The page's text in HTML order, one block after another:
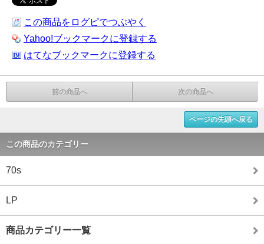
この商品をログピでつぶやく
Yahoo!ブックマークに登録する
はてなブックマークに登録する
前の商品へ 次の商品へ
ページの先頭へ戻る
この商品のカテゴリー
70s
LP
商品カテゴリー一覧